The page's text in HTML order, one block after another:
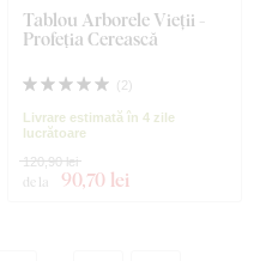
Tablou Arborele Vieții -
Profeția Cerească
( 2)
Livrare estimată în 4 zile
lucrătoare
de la 90,70 lei
120,90 lei